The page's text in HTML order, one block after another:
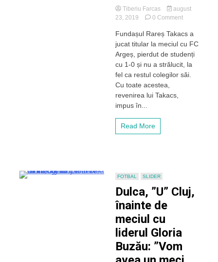
Tiberiu Farcas
august
23, 2019
0 Commenton
Takacs,
fundaș
”U”
Cluj:
”Am
depășit
Fundașul Rareș Takacs a
jucat titular la meciul cu FC
Argeș, pierdut de studenți
cu 1-0 și nu a strălucit, la
fel ca restul colegilor săi.
Cu toate acestea,
revenirea lui Takacs,
impus în...
Read More
FOTBAL SLIDER
Dulca, ”U” Cluj,
înainte de
meciul cu
liderul Gloria
Buzău: ”Vom